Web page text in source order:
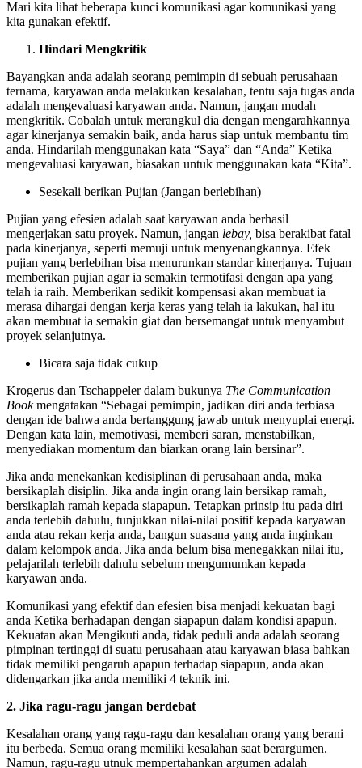
Mari kita lihat beberapa kunci komunikasi agar komunikasi yang
kita gunakan efektif.
Hindari Mengkritik
Bayangkan anda adalah seorang pemimpin di sebuah perusahaan
ternama, karyawan anda melakukan kesalahan, tentu saja tugas anda
adalah mengevaluasi karyawan anda. Namun, jangan mudah
mengkritik. Cobalah untuk merangkul dia dengan mengarahkannya
agar kinerjanya semakin baik, anda harus siap untuk membantu tim
anda. Hindarilah menggunakan kata “Saya” dan “Anda” Ketika
mengevaluasi karyawan, biasakan untuk menggunakan kata “Kita”.
Sesekali berikan Pujian (Jangan berlebihan)
Pujian yang efesien adalah saat karyawan anda berhasil
mengerjakan satu proyek. Namun, jangan lebay, bisa berakibat fatal
pada kinerjanya, seperti memuji untuk menyenangkannya. Efek
pujian yang berlebihan bisa menurunkan standar kinerjanya. Tujuan
memberikan pujian agar ia semakin termotifasi dengan apa yang
telah ia raih. Memberikan sedikit kompensasi akan membuat ia
merasa dihargai dengan kerja keras yang telah ia lakukan, hal itu
akan membuat ia semakin giat dan bersemangat untuk menyambut
proyek selanjutnya.
Bicara saja tidak cukup
Krogerus dan Tschappeler dalam bukunya The Communication
Bookmengatakan “Sebagai pemimpin, jadikan diri anda terbiasa
dengan ide bahwa anda bertanggung jawab untuk menyuplai energi.
Dengan kata lain, memotivasi, memberi saran, menstabilkan,
menyediakan momentum dan biarkan orang lain bersinar”.
Jika anda menekankan kedisiplinan di perusahaan anda, maka
bersikaplah disiplin. Jika anda ingin orang lain bersikap ramah,
bersikaplah ramah kepada siapapun. Tetapkan prinsip itu pada diri
anda terlebih dahulu, tunjukkan nilai-nilai positif kepada karyawan
anda atau rekan kerja anda, bangun suasana yang anda inginkan
dalam kelompok anda. Jika anda belum bisa menegakkan nilai itu,
pelajarilah terlebih dahulu sebelum mengumumkan kepada
karyawan anda.
Komunikasi yang efektif dan efesien bisa menjadi kekuatan bagi
anda Ketika berhadapan dengan siapapun dalam kondisi apapun.
Kekuatan akan Mengikuti anda, tidak peduli anda adalah seorang
pimpinan tertinggi di suatu perusahaan atau karyawan biasa bahkan
tidak memiliki pengaruh apapun terhadap siapapun, anda akan
didengarkan jika anda memiliki 4 teknik ini.
2. Jika ragu-ragu jangan berdebat
Kesalahan orang yang ragu-ragu dan kesalahan orang yang berani
itu berbeda. Semua orang memiliki kesalahan saat berargumen.
Namun, ragu-ragu utnuk mempertahankan argumen adalah